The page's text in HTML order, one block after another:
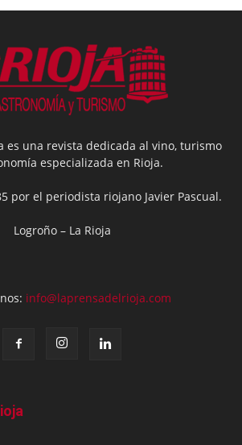
es una revista dedicada al vino, turismo
especializada en Rioja.
por el periodista riojano Javier Pascual.
Logroño – La Rioja
info@laprensadelrioja.com